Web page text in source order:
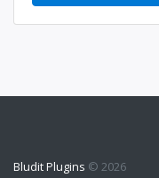
Bludit Plugins © 2026